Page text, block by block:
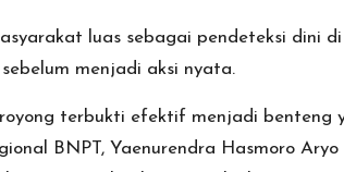
luas sebagai pendeteksi dini
menjadi aksi nyata.
terbukti efektif menjadi benteng
BNPT, Yaenurendra Hasmoro